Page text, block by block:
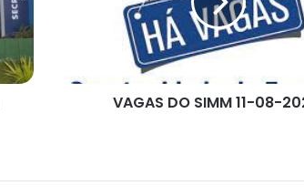
VAGAS DO SIMM 11-08-